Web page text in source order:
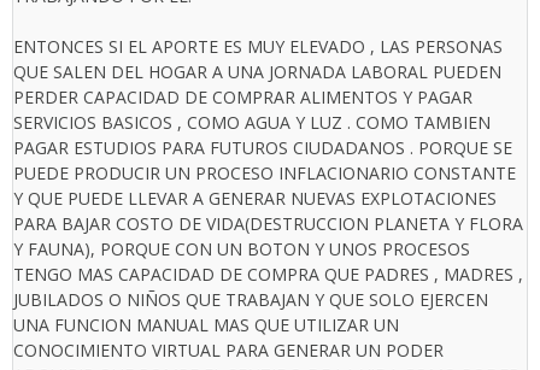
ENTONCES SI EL APORTE ES MUY ELEVADO , LAS PERSONAS
QUE SALEN DEL HOGAR A UNA JORNADA LABORAL PUEDEN
PERDER CAPACIDAD DE COMPRAR ALIMENTOS Y PAGAR
SERVICIOS BASICOS , COMO AGUA Y LUZ . COMO TAMBIEN
PAGAR ESTUDIOS PARA FUTUROS CIUDADANOS . PORQUE SE
PUEDE PRODUCIR UN PROCESO INFLACIONARIO CONSTANTE
Y QUE PUEDE LLEVAR A GENERAR NUEVAS EXPLOTACIONES
PARA BAJAR COSTO DE VIDA(DESTRUCCION PLANETA Y FLORA
Y FAUNA), PORQUE CON UN BOTON Y UNOS PROCESOS
TENGO MAS CAPACIDAD DE COMPRA QUE PADRES , MADRES ,
JUBILADOS O NIÑOS QUE TRABAJAN Y QUE SOLO EJERCEN
UNA FUNCION MANUAL MAS QUE UTILIZAR UN
CONOCIMIENTO VIRTUAL PARA GENERAR UN PODER